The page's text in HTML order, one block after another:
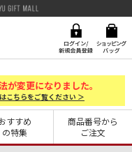
が変更になりました。
こちらをご覧ください ＞
すすめ
の特集
商品番号から
ご注文